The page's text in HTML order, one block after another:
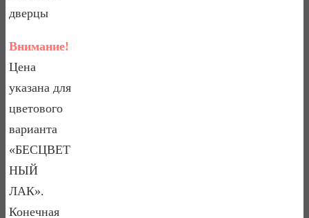
дверцы
Внимание!
Цена
указана для
цветового
варианта
«БЕСЦВЕТ
НЫЙ
ЛАК».
Конечная